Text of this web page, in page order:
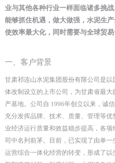
业与其他各种行业一样面临诸多挑
能够抓住机遇，做大做强，水泥生
使效率最大化，同时需要与全球贸
一、客户背景
甘肃祁连山水泥集团股份有限公司是
体改制设立的上市公司，为甘肃省最
产基地。公司自 1996年创立以来，诚
充分发挥品牌、技术、质量、管理等
业经济运行质量和效益稳步提高，各
司中名列前茅。目前，已实现了由单
运营综合一体化经营的转变，形成了